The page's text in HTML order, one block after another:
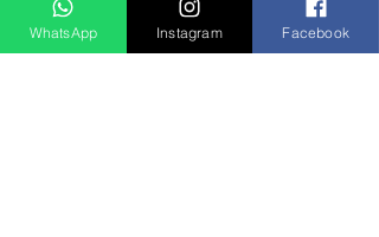
WhatsApp Instagram Facebook